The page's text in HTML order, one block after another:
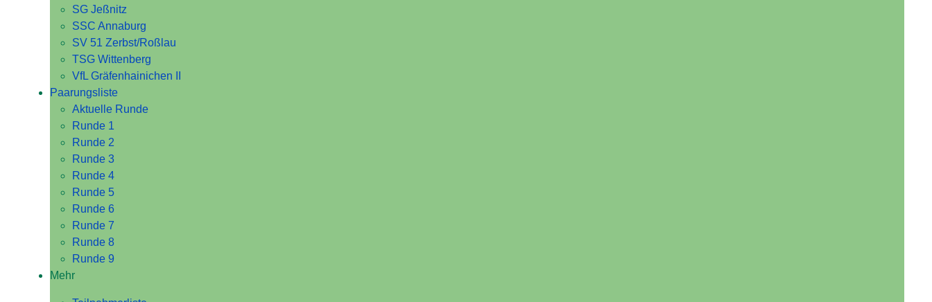
SG Jeßnitz
SSC Annaburg
SV 51 Zerbst/Roßlau
TSG Wittenberg
VfL Gräfenhainichen II
Paarungsliste
Aktuelle Runde
Runde 1
Runde 2
Runde 3
Runde 4
Runde 5
Runde 6
Runde 7
Runde 8
Runde 9
Mehr